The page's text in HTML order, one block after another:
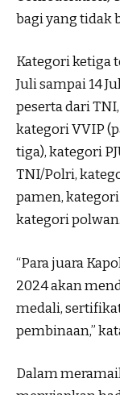
bagi yang tidak
Kategori ketiga
Juli sampai 14
peserta dari
kategori VVIP
tiga), kategori
TNI/Polri,
pamen,
kategori polwan.
“Para juara
2024 akan
medali,
pembinaan,”
Dalam